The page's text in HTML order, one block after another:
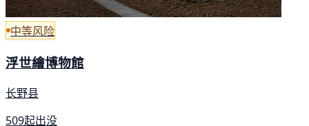
中等风险
浮世繪博物館
长野县
509起出没